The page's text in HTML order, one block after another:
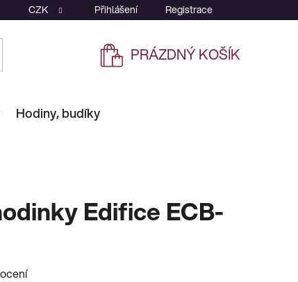
CZK Přihlášení Registrace
NÁKUPNÍ
PRÁZDNÝ KOŠÍK
Hodiny, budíky
Edifice ECB-